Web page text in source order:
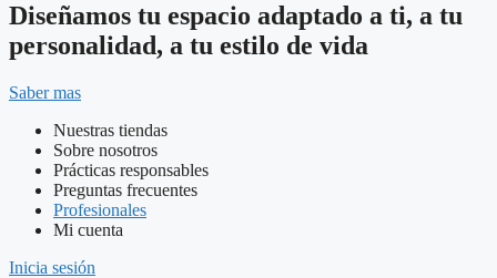
Diseñamos tu espacio adaptado a ti, a tu
personalidad, a tu estilo de vida
Saber mas
Nuestras tiendas
Sobre nosotros
Prácticas responsables
Preguntas frecuentes
Profesionales
Mi cuenta
Inicia sesión